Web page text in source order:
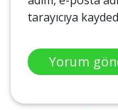
tarayıcıya